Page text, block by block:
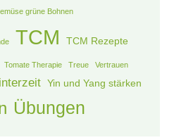
grüne Bohnen
TCM TCM Rezepte
Tomate Therapie Treue Vertrauen
Yin und Yang stärken
Übungen